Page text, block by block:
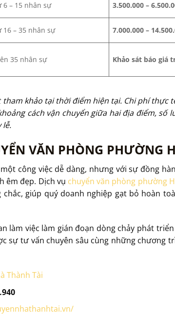
6 – 15 nhân sự 3.500.000 –
16 – 35 nhân sự 7.000.000 –
35 nhân sự Khảo sát báo giá
khảo tại thời điểm hiện tại. Chi phí thực
cách vận chuyển giữa hai địa điểm, số
lễ.
VĂN PHÒNG PHƯỜNG
công việc dễ dàng, nhưng với sự đồng
êm đẹp. Dịch vụ chuyển văn phòng phường
giúp quý doanh nghiệp gạt bỏ hoàn
làm việc làm gián đoạn dòng chảy phát
sự tư vấn chuyên sâu cùng những chương
Thành Tài